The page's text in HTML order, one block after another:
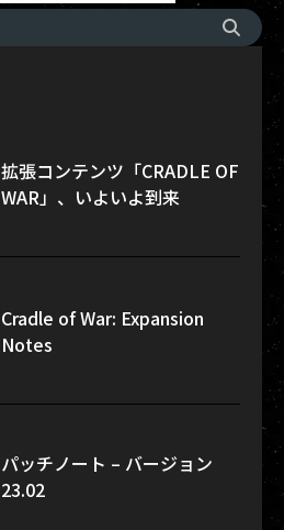
拡張コンテンツ「CRADLE OF
WAR」、いよいよ到来
Cradle of War: Expansion
Notes
パッチノート – バージョン
23.02